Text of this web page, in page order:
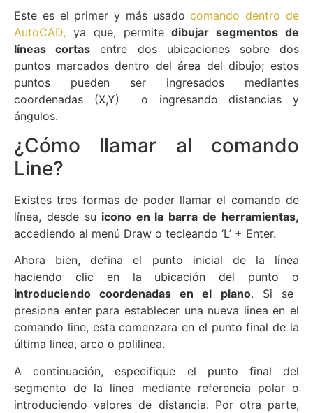
Este es el primer y más usadocomando dentro de
AutoCAD, ya que, permitedibujar segmentos de
líneas cortas entre dos ubicaciones sobre dos
puntos marcados dentro del área del dibujo; estos
puntos pueden ser ingresados mediantes
coordenadas (X,Y) o ingresando distancias y
ángulos.
¿Cómo llamar al comando
Line?
Existes tres formas de poder llamar el comando de
línea, desde su icono en la barra de herramientas,
accediendo al menú Draw o tecleando ‘L’ + Enter.
Ahora bien, defina el punto inicial de la línea
haciendo clic en la ubicación del punto o
introduciendo coordenadas en el plano. Si se
presiona enter para establecer una nueva linea en el
comando line, esta comenzara en el punto final de la
última linea, arco o polilinea.
A continuación, especifique el punto final del
segmento de la linea mediante referencia polar o
introduciendo valores de distancia. Por otra parte,